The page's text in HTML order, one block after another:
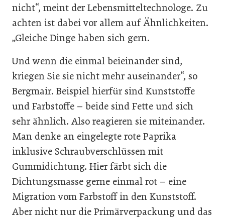
nicht“, meint der Lebensmitteltechnologe. Zu
achten ist dabei vor allem auf Ähnlichkeiten.
„Gleiche Dinge haben sich gern.
Und wenn die einmal beieinander sind,
kriegen Sie sie nicht mehr auseinander“, so
Bergmair. Beispiel hierfür sind Kunststoffe
und Farbstoffe – beide sind Fette und sich
sehr ähnlich. Also reagieren sie miteinander.
Man denke an eingelegte rote Paprika
inklusive Schraubverschlüssen mit
Gummidichtung. Hier färbt sich die
Dichtungsmasse gerne einmal rot – eine
Migration vom Farbstoff in den Kunststoff.
Aber nicht nur die Primärverpackung und das